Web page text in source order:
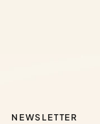
NEWSLETTER